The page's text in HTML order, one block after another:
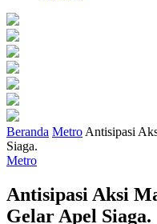
Beranda Metro Antisipasi
Siaga.
Metro
Antisipasi Aksi
Gelar Apel Siaga.